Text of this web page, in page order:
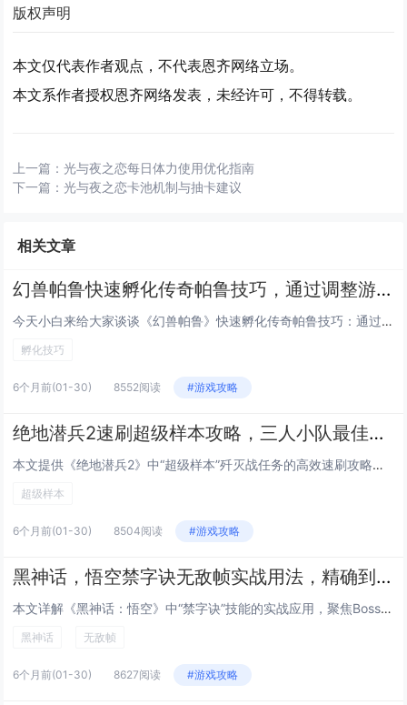
版权声明
本文仅代表作者观点，不代表恩齐网络立场。
本文系作者授权恩齐网络发表，未经许可，不得转载。
上一篇：光与夜之恋每日体力使用优化指南
下一篇：光与夜之恋卡池机制与抽卡建议
相关文章
幻兽帕鲁快速孵化传奇帕鲁技巧，通过调整游戏内时间与特定食物组合可大幅缩短孵化等待
今天小白来给大家谈谈《幻兽帕鲁》快速孵化传奇帕鲁技巧：通过调整游戏内时间与特定食物组合可大幅缩短孵化等待。，以及对应的知...
孵化技巧
6个月前(01-30) 8552阅读 #游戏攻略
绝地潜兵2速刷超级样本攻略，三人小队最佳路线推荐，高效通关高难度歼灭战任务
本文提供《绝地潜兵2》中“超级样本”歼灭战任务的高效速刷攻略，聚焦三人小队协同作战，推荐最优路线：开局直取西北主样本点，...
超级样本
6个月前(01-30) 8504阅读 #游戏攻略
黑神话，悟空禁字诀无敌帧实战用法，精确到帧的Boss战躲避与反击连招指南
本文详解《黑神话：悟空》中“禁字诀”技能的实战应用，聚焦Boss战中的无敌帧机制，通过逐帧分析，指出禁字诀在释放瞬间（第...
黑神话 无敌帧
6个月前(01-30) 8627阅读 #游戏攻略